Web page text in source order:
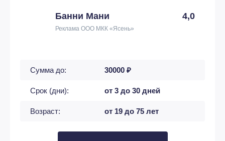
Банни Мани 4,0
Реклама ООО МКК «Ясень»
Сумма до: 30000 ₽
Срок (дни): от 3 до 30 дней
Возраст: от 19 до 75 лет